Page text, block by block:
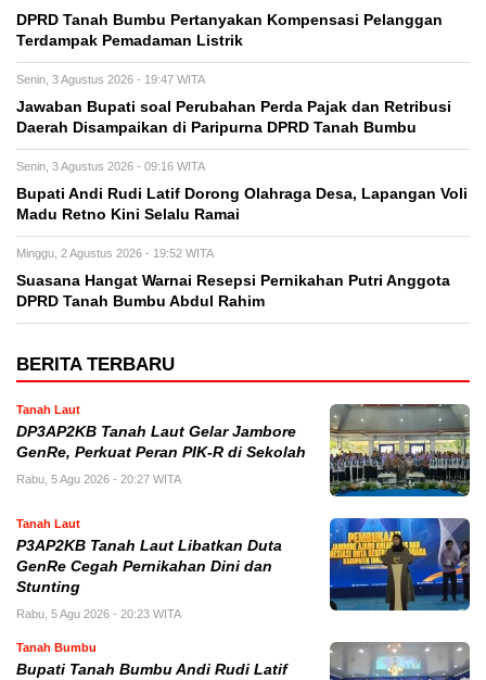
DPRD Tanah Bumbu Pertanyakan Kompensasi Pelanggan
Terdampak Pemadaman Listrik
Senin, 3 Agustus 2026 - 19:47 WITA
Jawaban Bupati soal Perubahan Perda Pajak dan Retribusi
Daerah Disampaikan di Paripurna DPRD Tanah Bumbu
Senin, 3 Agustus 2026 - 09:16 WITA
Bupati Andi Rudi Latif Dorong Olahraga Desa, Lapangan Voli
Madu Retno Kini Selalu Ramai
Minggu, 2 Agustus 2026 - 19:52 WITA
Suasana Hangat Warnai Resepsi Pernikahan Putri Anggota
DPRD Tanah Bumbu Abdul Rahim
BERITA TERBARU
Tanah Laut
DP3AP2KB Tanah Laut Gelar Jambore
GenRe, Perkuat Peran PIK-R di Sekolah
Rabu, 5 Agu 2026 - 20:27 WITA
Tanah Laut
P3AP2KB Tanah Laut Libatkan Duta
GenRe Cegah Pernikahan Dini dan
Stunting
Rabu, 5 Agu 2026 - 20:23 WITA
Tanah Bumbu
Bupati Tanah Bumbu Andi Rudi Latif